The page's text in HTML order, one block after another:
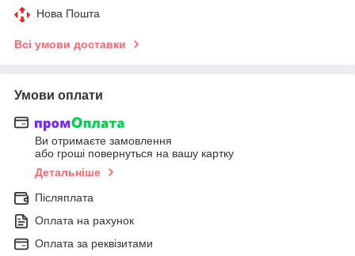
Нова Пошта
Всі умови доставки
Умови оплати
Ви отримаєте замовлення
або гроші повернуться на вашу картку
Детальніше
Післяплата
Оплата на рахунок
Оплата за реквізитами